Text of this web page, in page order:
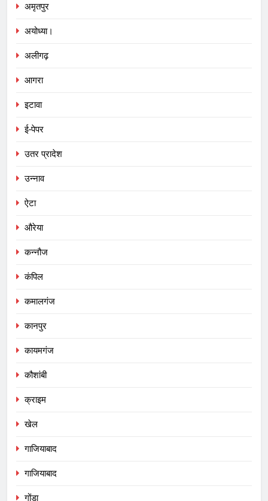
अमृतपुर
अयोध्या।
अलीगढ़
आगरा
इटावा
ई-पेपर
उतर प्रादेश
उन्नाव
ऐटा
औरेया
कन्नौज
कंपिल
कमालगंज
कानपुर
कायमगंज
कौशांबी
क्राइम
खेल
गाजियाबाद
गाजियाबाद
गोंडा